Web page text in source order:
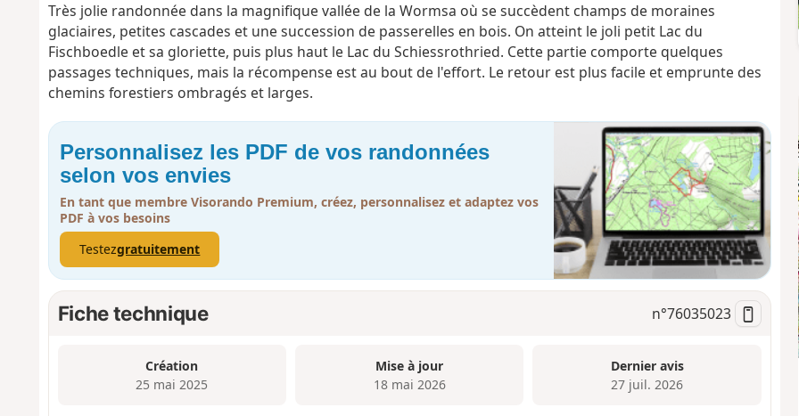
Très jolie randonnée dans la magnifique vallée de la Wormsa où se succèdent champs de moraines
glaciaires, petites cascades et une succession de passerelles en bois. On atteint le joli petit Lac du
Fischboedle et sa gloriette, puis plus haut le Lac du Schiessrothried. Cette partie comporte quelques
passages techniques, mais la récompense est au bout de l'effort. Le retour est plus facile et emprunte des
chemins forestiers ombragés et larges.
Personnalisez les PDF de vos randonnées
selon vos envies
En tant que membre Visorando Premium, créez, personnalisez et adaptez vos
PDF à vos besoins
Testezgratuitement
Fiche technique n°76035023
Création
25 mai 2025
Mise à jour
18 mai 2026
Dernier avis
27 juil. 2026